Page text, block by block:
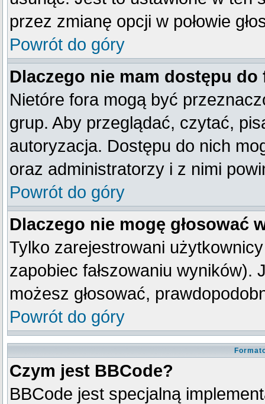
przez zmianę opcji w połowie
Powrót do góry
Dlaczego nie mam dostępu do
Nietóre fora mogą być
grup. Aby przeglądać, czytać,
autoryzacja. Dostępu do nich
oraz administratorzy i z nimi
Powrót do góry
Dlaczego nie mogę głosować
Tylko zarejestrowani
zapobiec fałszowaniu wyników).
możesz głosować,
Powrót do góry
Czym jest BBCode?
BBCode jest specjalną